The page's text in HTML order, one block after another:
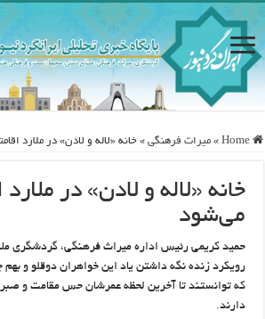
Home
» ميراث فرهنگی » خانه «لاله و لادن» در ملارد
خانه «لاله و لادن» در ملارد
می‌شود
حمید کریمی رئیس اداره میراث فرهنگی، گردشگری
رویکرد زنده نگه داشتن یاد این خواهران دوقلو و
که توانستند تا آخرین لحظه عمرشان حس مقامت و صبر
دارند.